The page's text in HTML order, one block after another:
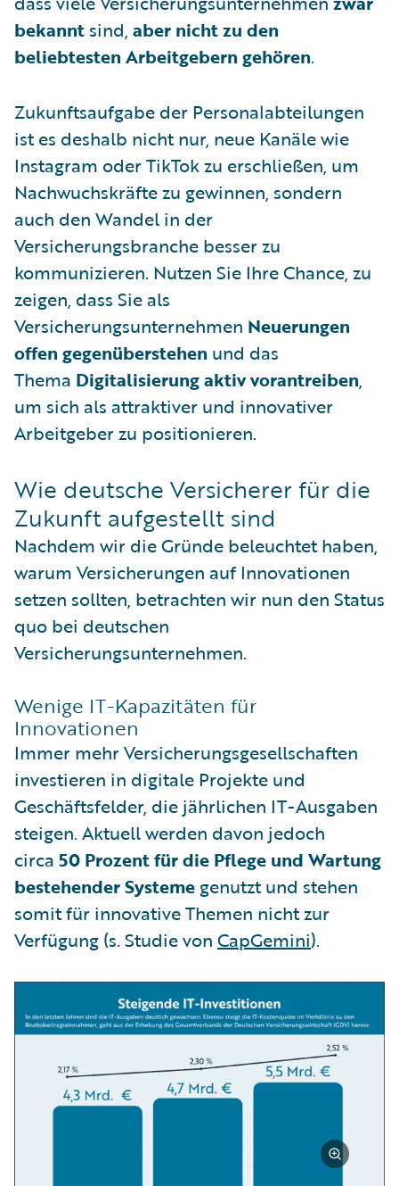
bekannt sind, aber nicht zu den
beliebtesten Arbeitgebern gehören.
Zukunftsaufgabe der Personalabteilungen
ist es deshalb nicht nur, neue Kanäle wie
Instagram oder TikTok zu erschließen, um
Nachwuchskräfte zu gewinnen, sondern
auch den Wandel in der
Versicherungsbranche besser zu
kommunizieren. Nutzen Sie Ihre Chance, zu
zeigen, dass Sie als
Versicherungsunternehmen Neuerungen
offen gegenüberstehen und das
Thema Digitalisierung aktiv vorantreiben,
um sich als attraktiver und innovativer
Arbeitgeber zu positionieren.
Wie deutsche Versicherer für die
Zukunft aufgestellt sind
Nachdem wir die Gründe beleuchtet haben,
warum Versicherungen auf Innovationen
setzen sollten, betrachten wir nun den Status
quo bei deutschen
Versicherungsunternehmen.
Wenige IT-Kapazitäten für
Innovationen
Immer mehr Versicherungsgesellschaften
investieren in digitale Projekte und
Geschäftsfelder, die jährlichen IT-Ausgaben
steigen. Aktuell werden davon jedoch
circa 50 Prozent für die Pflege und Wartung
bestehender Systeme genutzt und stehen
somit für innovative Themen nicht zur
Verfügung (s. Studie von CapGemini).